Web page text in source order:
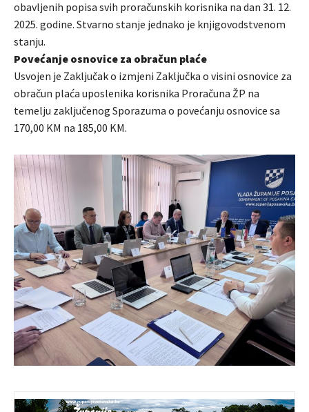
obavljenih popisa svih proračunskih korisnika na dan 31. 12.
2025. godine. Stvarno stanje jednako je knjigovodstvenom
stanju.
Povećanje osnovice za obračun plaće
Usvojen je Zaključak o izmjeni Zaključka o visini osnovice za
obračun plaća uposlenika korisnika Proračuna ŽP na
temelju zaključenog Sporazuma o povećanju osnovice sa
170,00 KM na 185,00 KM.